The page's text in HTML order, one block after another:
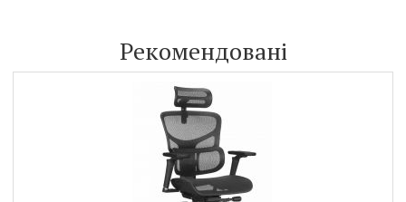
Рекомендовані